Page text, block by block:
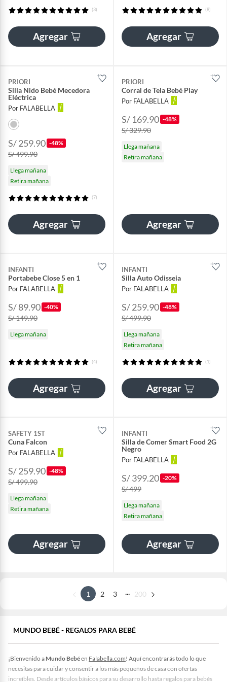
(3)
Agregar
(8)
Agregar
PRIORI
Silla Nido Bebé Mecedora
Eléctrica
Por FALABELLA
S/ 259.90 -48%
S/ 499.90
Llega mañana
Retira mañana
(7)
Agregar
PRIORI
Corral de Tela Bebé Play
Por FALABELLA
S/ 169.90 -48%
S/ 329.90
Llega mañana
Retira mañana
Agregar
INFANTI
Portabebe Close 5 en 1
Por FALABELLA
S/ 89.90 -40%
S/ 149.90
Llega mañana
(4)
Agregar
INFANTI
Silla Auto Odisseia
Por FALABELLA
S/ 259.90 -48%
S/ 499.90
Llega mañana
Retira mañana
(1)
Agregar
SAFETY 1ST
Cuna Falcon
Por FALABELLA
S/ 259.90 -48%
S/ 499.90
Llega mañana
Retira mañana
Agregar
INFANTI
Silla de Comer Smart Food 2G
Negro
Por FALABELLA
S/ 399.20 -20%
S/ 499
Llega mañana
Retira mañana
Agregar
1 2 3 200
MUNDO BEBÉ - REGALOS PARA BEBÉ
¡Bienvenido a Mundo Bebéen Falabella.com! Aquí encontrarás todo lo que
necesitas para cuidar y consentir a los más pequeños de casa con ofertas
increíbles. Desde artículos básicos para su desarrollo hasta regalos para bebés